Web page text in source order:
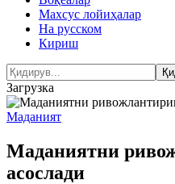
Махсус лойиҳалар
На русском
Кириш
Загрузка
Маданият
Маданиятни
асослади